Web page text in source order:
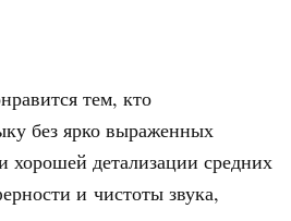
тем, кто
без ярко выраженных
хорошей детализации средних
и чистоты звука,